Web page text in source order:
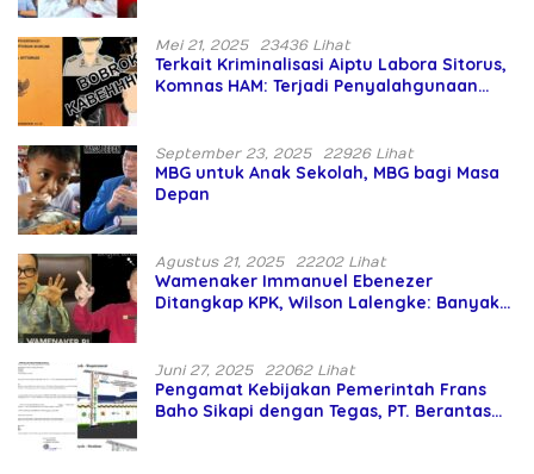
Mei 21, 2025 23436 Lihat
Terkait Kriminalisasi Aiptu Labora Sitorus,
Komnas HAM: Terjadi Penyalahgunaan
September 23, 2025 22926 Lihat
MBG untuk Anak Sekolah, MBG bagi Masa
Depan
Agustus 21, 2025 22202 Lihat
Wamenaker Immanuel Ebenezer
Ditangkap KPK, Wilson Lalengke: Banyak
Juni 27, 2025 22062 Lihat
Pengamat Kebijakan Pemerintah Frans
Baho Sikapi dengan Tegas, PT. Berantas